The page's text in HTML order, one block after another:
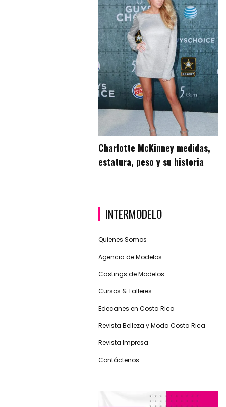
Charlotte McKinney medidas,
estatura, peso y su historia
INTERMODELO
Quienes Somos
Agencia de Modelos
Castings de Modelos
Cursos & Talleres
Edecanes en Costa Rica
Revista Belleza y Moda Costa Rica
Revista Impresa
Contáctenos